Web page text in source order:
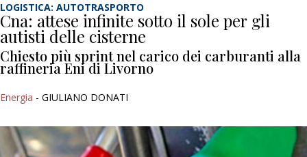
LOGISTICA: AUTOTRASPORTO
Cna: attese infinite sotto il sole per gli
autisti delle cisterne
Chiesto più sprint nel carico dei carburanti alla
raffineria Eni di Livorno
Energia - GIULIANO DONATI